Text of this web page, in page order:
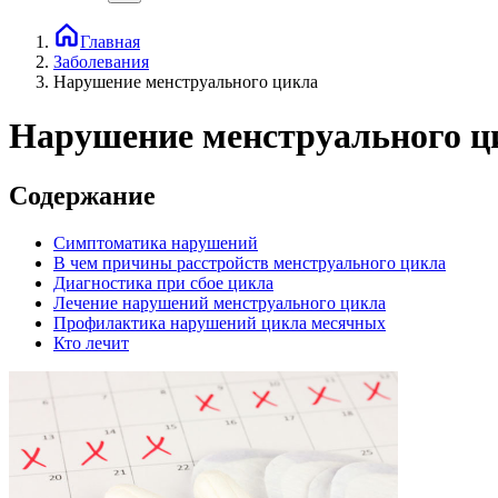
Главная
Заболевания
Нарушение менструального цикла
Нарушение менструального
Содержание
Симптоматика нарушений
В чем причины расстройств менструального цикла
Диагностика при сбое цикла
Лечение нарушений менструального цикла
Профилактика нарушений цикла месячных
Кто лечит